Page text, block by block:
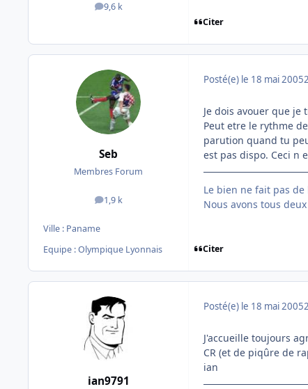
9,6 k
messages
Citer
Seb
Membres Forum
1,9 k
messages
Ville : Paname
Equipe : Olympique Lyonnais
Posté(e) le 18 mai 2005
Je dois avouer que
Peut etre le rythme
parution quand tu
est pas dispo. Ceci n
Le bien ne fait pas
Nous avons tous
Citer
ian9791
Posté(e) le 18 mai 2005
J'accueille toujours
CR (et de piqûre de
ian